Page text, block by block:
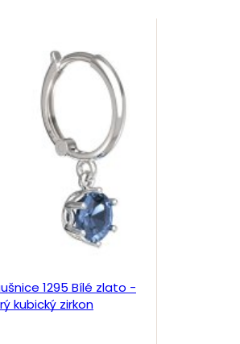
1295 Bílé zlato -
kubický zirkon